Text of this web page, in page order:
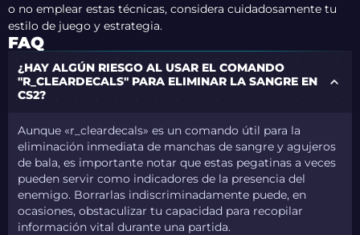
o no emplear estas técnicas, considera cuidadosamente tu
estilo de juego y estrategia.
FAQ
¿HAY ALGÚN RIESGO AL USAR EL COMANDO
"R_CLEARDECALS" PARA ELIMINAR LA SANGRE EN
CS2?
Aunque «r_cleardecals» es un comando útil para la
eliminación inmediata de manchas de sangre y agujeros
de bala, es importante notar que estas pegatinas a veces
pueden servir como indicadores de la presencia del
enemigo. Borrarlas indiscriminadamente puede, en
ocasiones, obstaculizar tu capacidad para recopilar
información vital durante una partida.